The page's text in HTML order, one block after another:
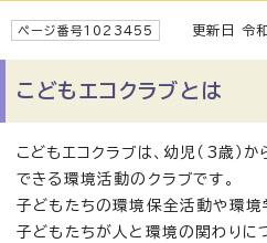
ページ番号1023455 更新日 令
こどもエコクラブとは
こどもエコクラブは、幼児（3歳）
できる環境活動のクラブです。
子どもたちの環境保全活動や環境
子どもたちが人と環境の関わりに